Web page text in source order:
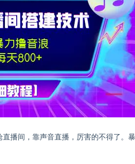
播间，靠声音直播，厉害的不得了。